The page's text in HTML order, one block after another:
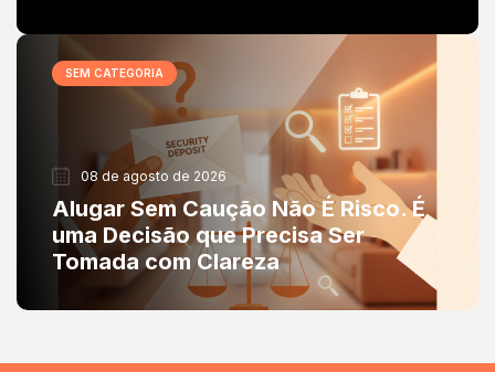
SEM CATEGORIA
08 de agosto de 2026
Alugar Sem Caução Não É Risco. É
uma Decisão que Precisa Ser
Tomada com Clareza